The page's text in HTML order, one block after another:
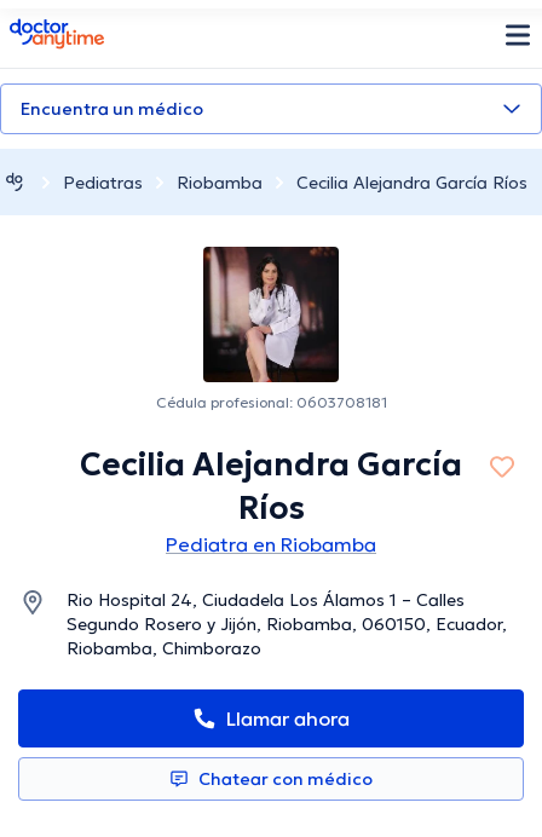
doctoranytime
Encuentra un médico
Pediatras Riobamba Cecilia Alejandra García Ríos
Cédula profesional: 0603708181
Cecilia Alejandra García
Ríos
Pediatra en Riobamba
Rio Hospital 24, Ciudadela Los Álamos 1 – Calles
Segundo Rosero y Jijón, Riobamba, 060150, Ecuador,
Riobamba, Chimborazo
Llamar ahora
Chatear con médico